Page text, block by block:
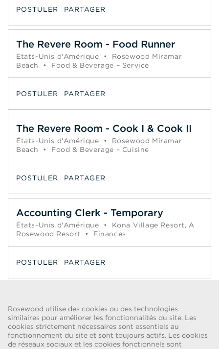
Rosewood utilise des cookies ou des technologies
similaires pour améliorer les fonctionnalités du site. Les
cookies strictement nécessaires sont essentiels au
fonctionnement du site et sont toujours actifs. Les cookies
de réseaux sociaux et les cookies fonctionnels sont
POSTULER PARTAGER
The Revere Room - Food Runner
États-Unis d'Amérique •
Rosewood Miramar
Beach
• Food & Beverage – Service
POSTULER PARTAGER
The Revere Room - Cook I & Cook II
États-Unis d'Amérique •
Rosewood Miramar
Beach
• Food & Beverage – Cuisine
POSTULER PARTAGER
Accounting Clerk - Temporary
États-Unis d'Amérique •
Kona Village Resort, A
Rosewood Resort
• Finances
POSTULER PARTAGER
ALERTE FRAUDE